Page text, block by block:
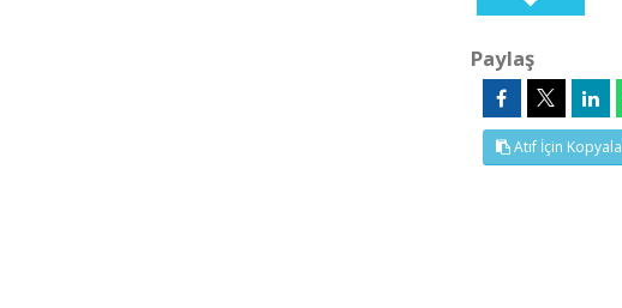
Paylaş
Atıf İçin Kopyala